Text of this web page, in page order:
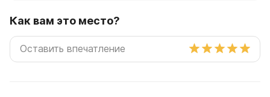
Как вам это место?